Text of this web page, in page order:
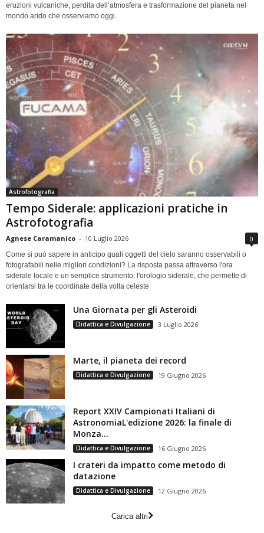
eruzioni vulcaniche, perdita dell’atmosfera e trasformazione del pianeta nel
mondo arido che osserviamo oggi.
Astrofotografia
Tempo Siderale: applicazioni pratiche in
Astrofotografia
Agnese Caramanico - 10 Luglio 2026 0
Come si può sapere in anticipo quali oggetti del cielo saranno osservabili o
fotografabili nelle migliori condizioni? La risposta passa attraverso l'ora
siderale locale e un semplice strumento, l'orologio siderale, che permette di
orientarsi tra le coordinate della volta celeste
Una Giornata per gli Asteroidi
Didattica e Divulgazione 3 Luglio 2026
Marte, il pianeta dei record
Didattica e Divulgazione 19 Giugno 2026
Report XXIV Campionati Italiani di
AstronomiaL'edizione 2026: la finale di
Monza...
Didattica e Divulgazione 16 Giugno 2026
I crateri da impatto come metodo di
datazione
Didattica e Divulgazione 12 Giugno 2026
Carica altri